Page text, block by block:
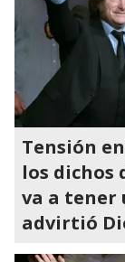
Tensión
los dichos
va a tener
advirtió